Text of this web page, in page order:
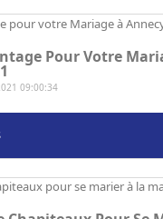
Pour Votre
09:00:34